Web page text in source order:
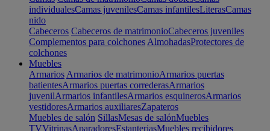
individualesCamas juvenilesCamas infantilesLiterasCamas
nido
Cabeceros Cabeceros de matrimonioCabeceros juveniles
Complementos para colchones AlmohadasProtectores de
colchones
Muebles
Armarios Armarios de matrimonioArmarios puertas
batientesArmarios puertas correderasArmarios
juvenilArmarios infantilesArmarios esquinerosArmarios
vestidoresArmarios auxiliaresZapateros
Muebles de salón SillasMesas de salónMuebles
TVVitrinasAparadoresEstanteriasMuebles recibidores